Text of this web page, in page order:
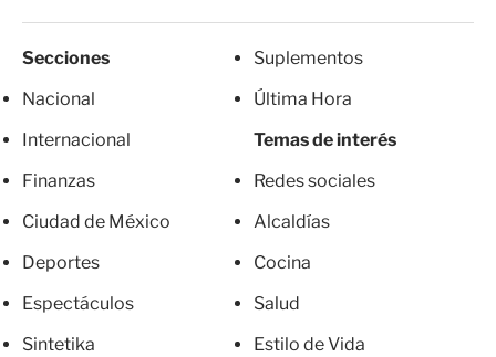
Secciones
Nacional
Internacional
Finanzas
Ciudad de México
Deportes
Espectáculos
Sintetika
Suplementos
Última Hora
Temas de interés
Redes sociales
Alcaldías
Cocina
Salud
Estilo de Vida